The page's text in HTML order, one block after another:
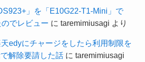
」を「E10G22-T1-Mini」で
でレビュー に taremimiusagi より
edyにチャージをしたら利用制限を
解除要請した話に taremimiusagi